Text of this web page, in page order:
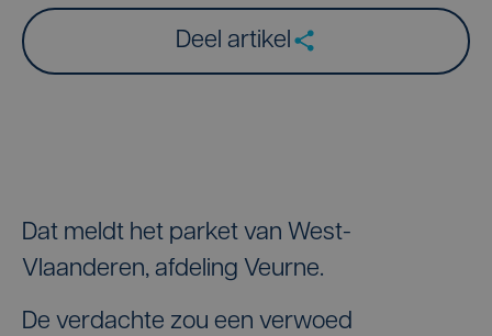
Deel artikel
Dat meldt het parket van West-
Vlaanderen, afdeling Veurne.
De verdachte zou een verwoed